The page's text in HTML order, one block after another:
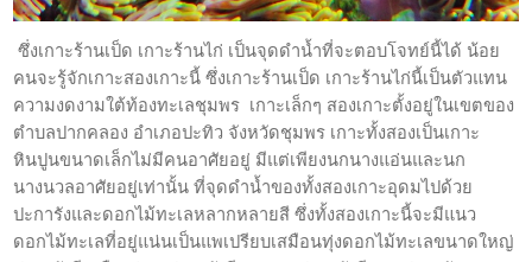
ซึ่งเกาะร้านเป็ด เกาะร้านไก่ เป็นจุดดำน้ำที่จะตอบโจทย์นี้ได้ น้อย
คนจะรู้จักเกาะสองเกาะนี้ ซึ่งเกาะร้านเป็ด เกาะร้านไก่นี้เป็นตัวแทน
ความงดงามใต้ท้องทะเลชุมพร เกาะเล็กๆ สองเกาะตั้งอยู่ในเขตของ
ตำบลปากคลอง อำเภอปะทิว จังหวัดชุมพร เกาะทั้งสองเป็นเกาะ
หินปูนขนาดเล็กไม่มีคนอาศัยอยู่ มีแต่เพียงนกนางแอ่นและนก
นางนวลอาศัยอยู่เท่านั้น ที่จุดดำน้ำของทั้งสองเกาะอุดมไปด้วย
ปะการังและดอกไม้ทะเลหลากหลายสี ซึ่งทั้งสองเกาะนี้จะมีแนว
ดอกไม้ทะเลที่อยู่แน่นเป็นแพเปรียบเสมือนทุ่งดอกไม้ทะเลขนาดใหญ่